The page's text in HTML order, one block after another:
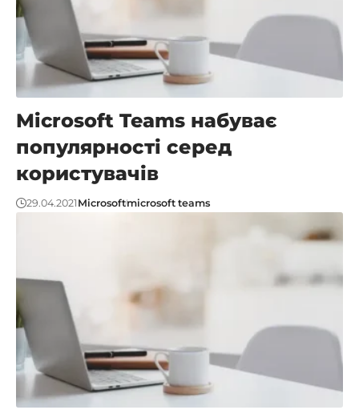
Microsoft Teams набуває
популярності серед
користувачів
29.04.2021 Microsoftmicrosoft teams